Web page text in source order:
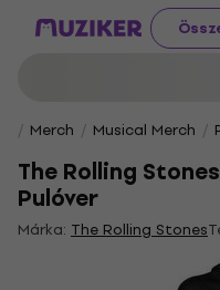
Merch Musical Merch
The Rolling
Pulóver
Márka: The Rolling Stones